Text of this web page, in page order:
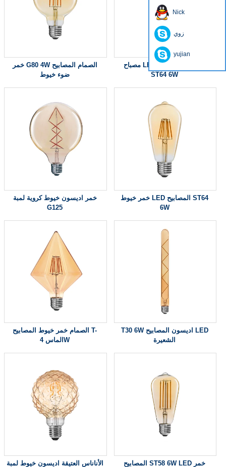
خمر G80 4W الصمام المصابيح
ضوء خيوط
مصباح LED كلاسيكي Edsion
ST64 6W
خمر اديسون خيوط كروية لمبة
G125
خمر خيوط LED المصابيح ST64
6W
الصمام خمر خيوط المصابيح T-
الماس 4W
T30 6W اديسون المصابيح LED
الشعيرة
الأناناس العتيقة اديسون خيوط لمبة
المصابيح ST58 6W LED خمر
Nick
زوي
yujian